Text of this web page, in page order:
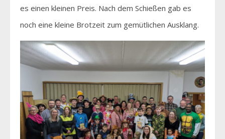
es einen kleinen Preis. Nach dem Schießen gab es
noch eine kleine Brotzeit zum gemütlichen Ausklang.